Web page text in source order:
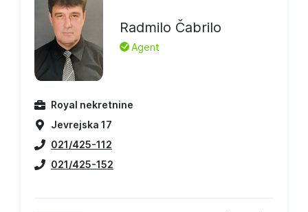
Radmilo Čabrilo
L Agent
Royal nekretnine
Jevrejska 17
021/425-112
021/425-152